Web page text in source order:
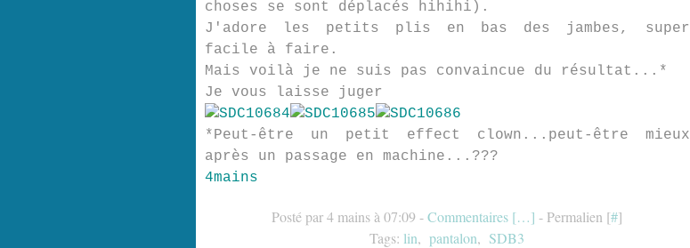
choses se sont déplacés hihihi).
J'adore les petits plis en bas des jambes, super
facile à faire.
Mais voilà je ne suis pas convaincue du résultat...*
Je vous laisse juger
*Peut-être un petit effect clown...peut-être mieux
après un passage en machine...???
4mains
Posté par 4 mains à 07:09 -Commentaires […] - Permalien [#]
Tags: lin, pantalon, SDB3